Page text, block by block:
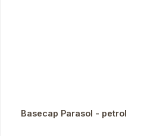
Basecap Parasol - petrol